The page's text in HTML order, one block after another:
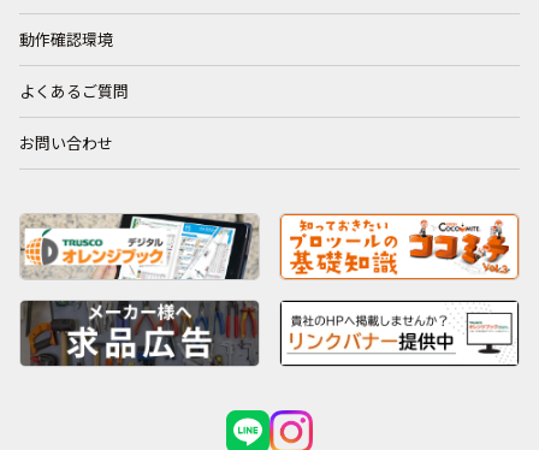
動作確認環境
よくあるご質問
お問い合わせ